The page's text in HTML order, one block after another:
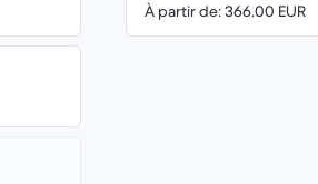
À partir de: 366.00 EUR